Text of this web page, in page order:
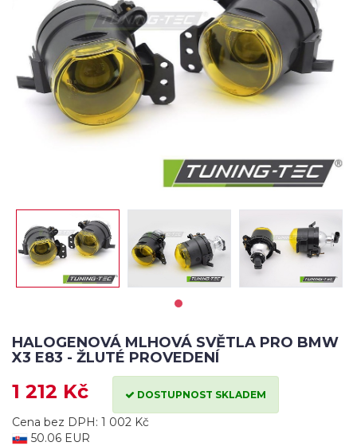
HALOGENOVÁ MLHOVÁ SVĚTLA PRO BMW
X3 E83 - ŽLUTÉ PROVEDENÍ
1 212 Kč DOSTUPNOST SKLADEM
Cena bez DPH: 1 002 Kč
50.06 EUR